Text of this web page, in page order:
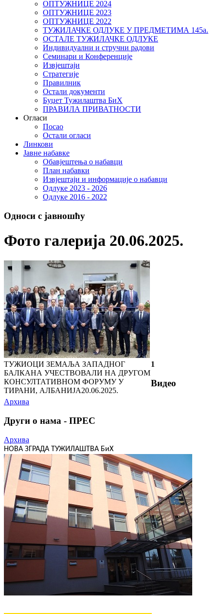
ОПТУЖНИЦЕ 2024
ОПТУЖНИЦЕ 2023
ОПТУЖНИЦЕ 2022
ТУЖИЛАЧКЕ ОДЛУКЕ У ПРЕДМЕТИМА 145а.
ОСТАЛЕ ТУЖИЛАЧКЕ ОДЛУКЕ
Индивидуални и стручни радови
Семинари и Конференције
Извјештаји
Стратегије
Правилник
Остали документи
Буџет Тужилаштва БиХ
ПРАВИЛА ПРИВАТНОСТИ
Огласи
Посао
Остали огласи
Линкови
Јавне набавке
Обавјештења о набавци
План набавки
Извјештаји и информације о набавци
Одлуке 2023 - 2026
Одлуке 2016 - 2022
Односи с јавношћу
Фото галерија 20.06.2025.
ТУЖИОЦИ ЗЕМАЉА ЗАПАДНОГ
БАЛКАНА УЧЕСТВОВАЛИ НА ДРУГОМ
КОНСУЛТАТИВНОМ ФОРУМУ У
ТИРАНИ, АЛБАНИЈА20.06.2025.
1
Видео
Архива
Други о нама - ПРЕС
Архива
НОВА ЗГРАДА ТУЖИЛАШТВА БиХ